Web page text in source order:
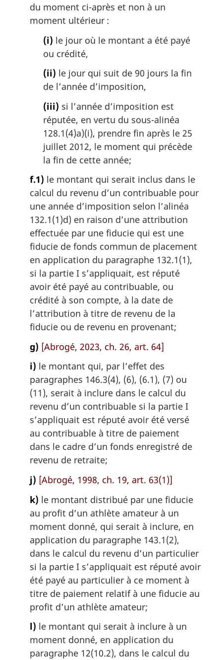
du moment ci-après et non à un
moment ultérieur :
(i) le jour où le montant a été payé
ou crédité,
(ii) le jour qui suit de 90 jours la fin
de l’année d’imposition,
(iii) si l’année d’imposition est
réputée, en vertu du sous-alinéa
128.1(4)a)(i), prendre fin après le 25
juillet 2012, le moment qui précède
la fin de cette année;
f.1) le montant qui serait inclus dans le
calcul du revenu d’un contribuable pour
une année d’imposition selon l’alinéa
132.1(1)d) en raison d’une attribution
effectuée par une fiducie qui est une
fiducie de fonds commun de placement
en application du paragraphe 132.1(1),
si la partie I s’appliquait, est réputé
avoir été payé au contribuable, ou
crédité à son compte, à la date de
l’attribution à titre de revenu de la
fiducie ou de revenu en provenant;
g) [Abrogé, 2023, ch. 26, art. 64]
i) le montant qui, par l’effet des
paragraphes 146.3(4), (6), (6.1), (7) ou
(11), serait à inclure dans le calcul du
revenu d’un contribuable si la partie I
s’appliquait est réputé avoir été versé
au contribuable à titre de paiement
dans le cadre d’un fonds enregistré de
revenu de retraite;
j) [Abrogé, 1998, ch. 19, art. 63(1)]
k) le montant distribué par une fiducie
au profit d’un athlète amateur à un
moment donné, qui serait à inclure, en
application du paragraphe 143.1(2),
dans le calcul du revenu d’un particulier
si la partie I s’appliquait est réputé avoir
été payé au particulier à ce moment à
titre de paiement relatif à une fiducie au
profit d’un athlète amateur;
l) le montant qui serait à inclure à un
moment donné, en application du
paragraphe 12(10.2), dans le calcul du